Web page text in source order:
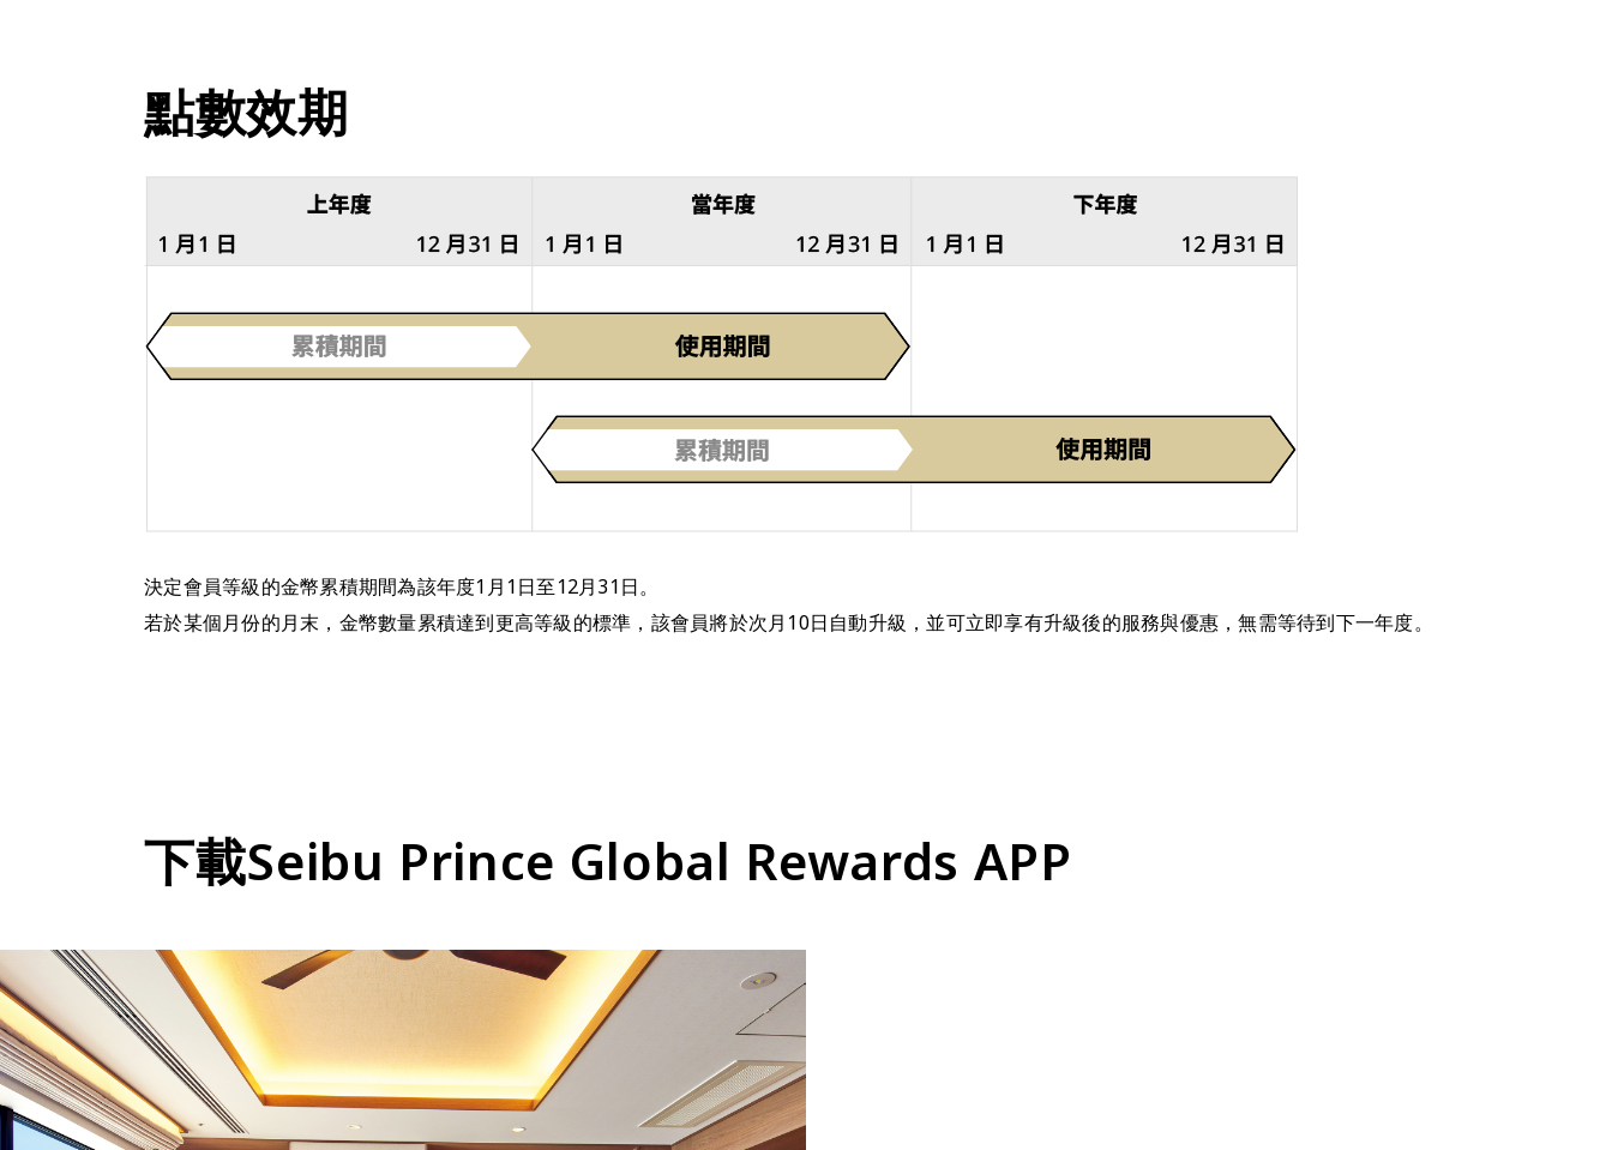
點數效期
決定會員等級的金幣累積期間為該年度1月1日至12月31日。
若於某個月份的月末，金幣數量累積達到更高等級的標準，該會員將於次月10日自動升級，並可立即享有升級後的服務與優惠，無需等待到下一年度。
下載Seibu Prince Global Rewards APP